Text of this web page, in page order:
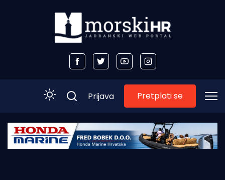
Početna
Prijava Pretplati se